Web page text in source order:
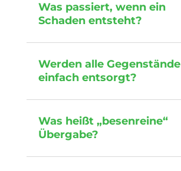
Was passiert, wenn ein
Schaden entsteht?
Werden alle Gegenstände
einfach entsorgt?
Was heißt „besenreine“
Übergabe?